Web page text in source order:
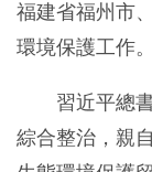
福建省福州市
環境保護工作。
習近平總書
綜合整治，親